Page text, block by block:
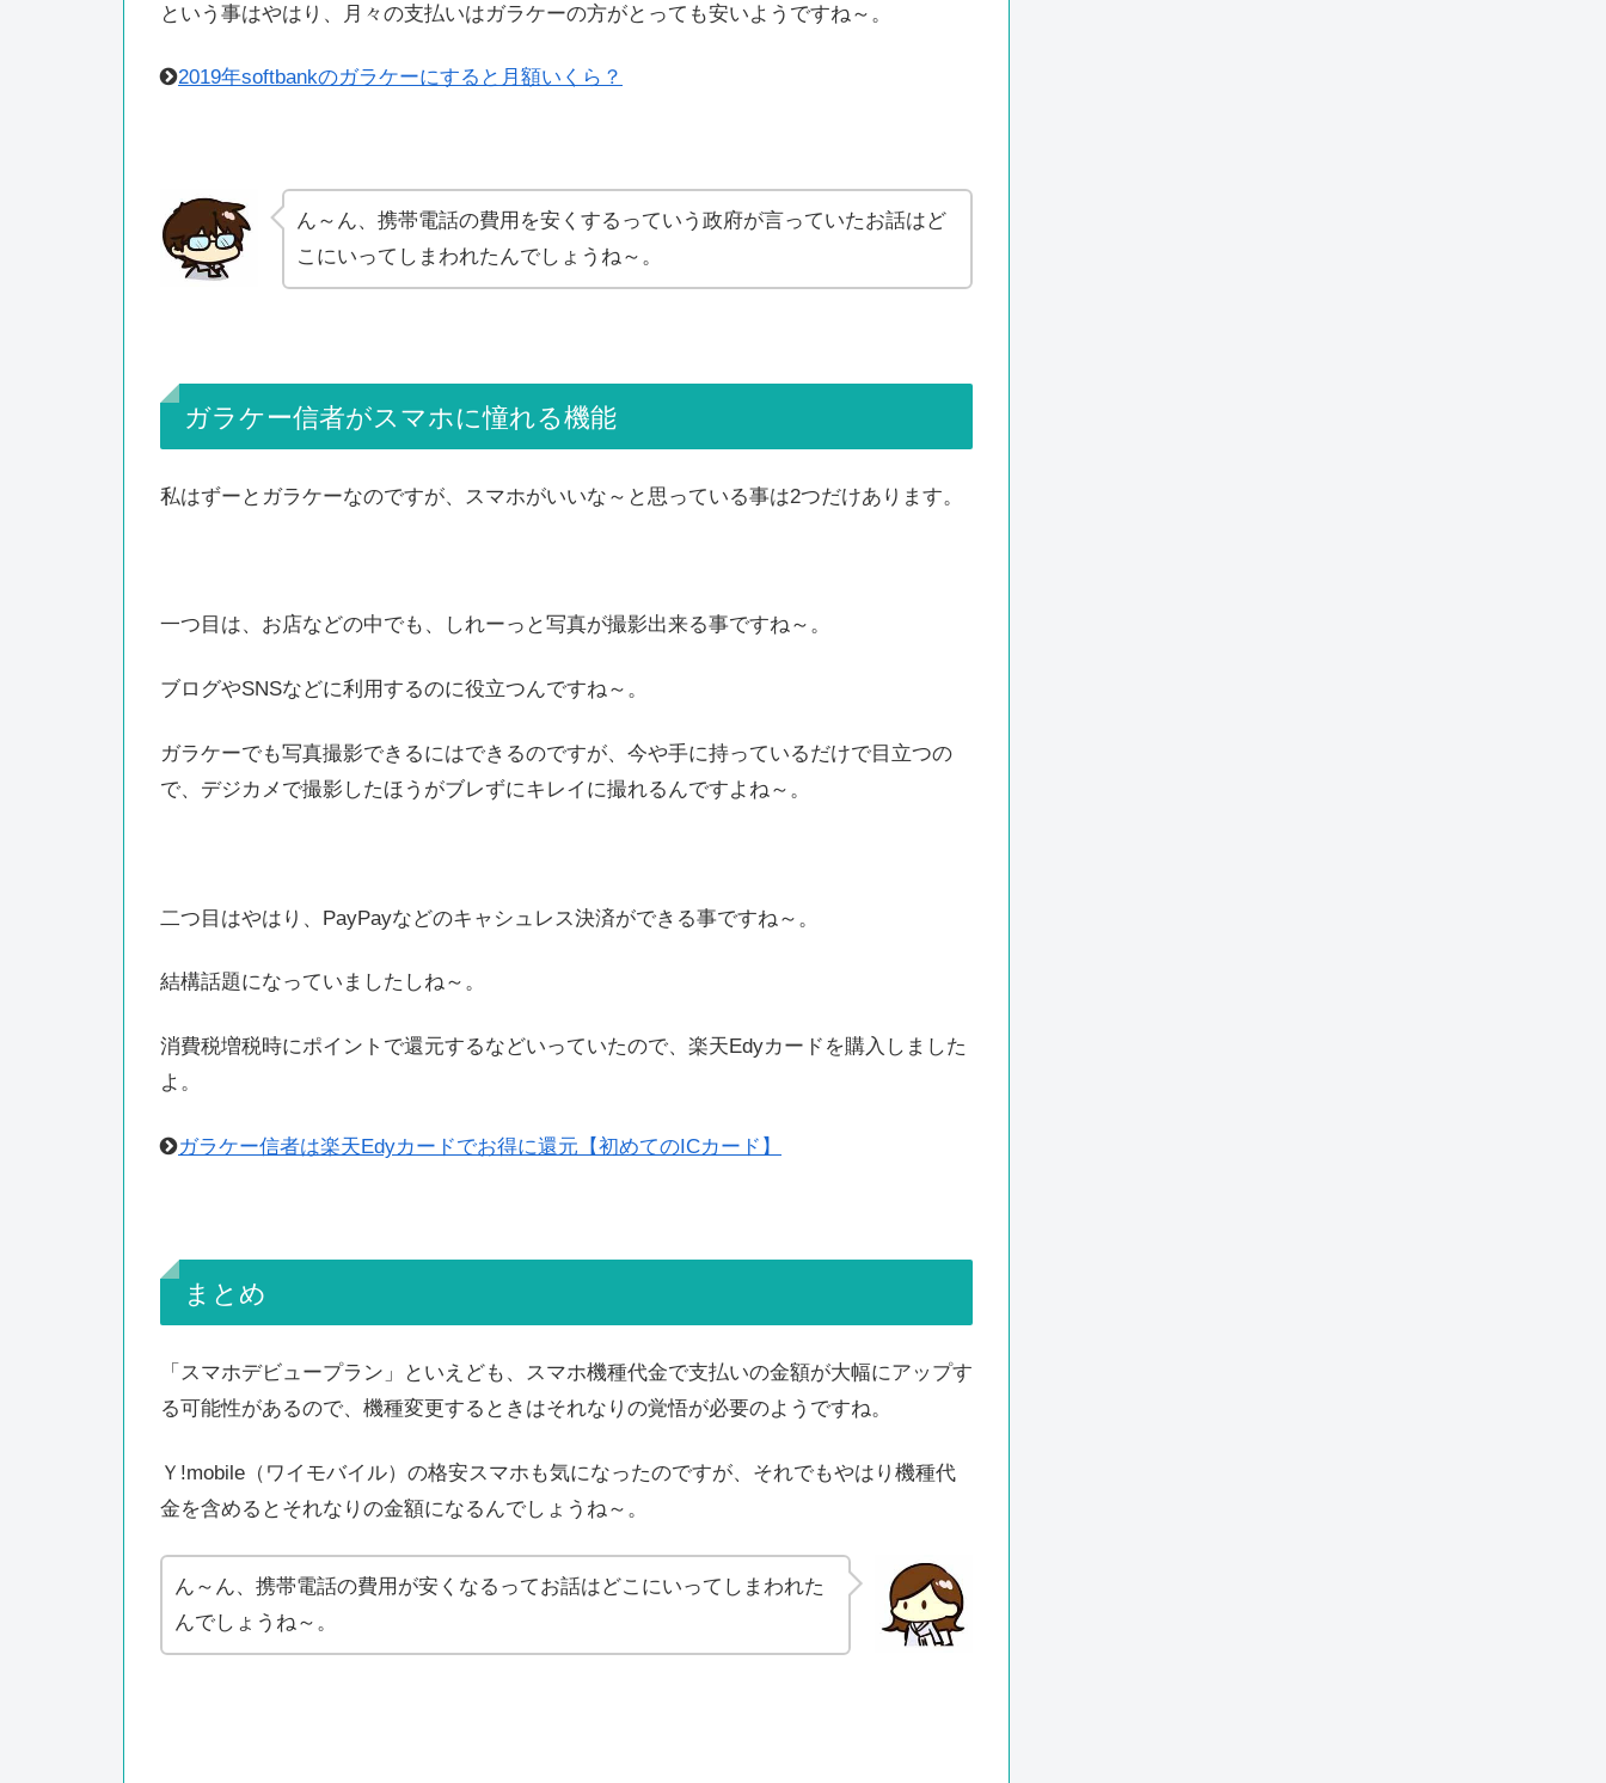
という事はやはり、月々の支払いはガラケーの方がとっても安いようですね～。
2019年softbankのガラケーにすると月額いくら？
ん～ん、携帯電話の費用を安くするっていう政府が言っていたお話はど
こにいってしまわれたんでしょうね～。
ガラケー信者がスマホに憧れる機能
私はずーとガラケーなのですが、スマホがいいな～と思っている事は2つだけあります。
一つ目は、お店などの中でも、しれーっと写真が撮影出来る事ですね～。
ブログやSNSなどに利用するのに役立つんですね～。
ガラケーでも写真撮影できるにはできるのですが、今や手に持っているだけで目立つの
で、デジカメで撮影したほうがブレずにキレイに撮れるんですよね～。
二つ目はやはり、PayPayなどのキャシュレス決済ができる事ですね～。
結構話題になっていましたしね～。
消費税増税時にポイントで還元するなどいっていたので、楽天Edyカードを購入しました
よ。
ガラケー信者は楽天Edyカードでお得に還元【初めてのICカード】
まとめ
「スマホデビュープラン」といえども、スマホ機種代金で支払いの金額が大幅にアップす
る可能性があるので、機種変更するときはそれなりの覚悟が必要のようですね。
Ｙ!mobile（ワイモバイル）の格安スマホも気になったのですが、それでもやはり機種代
金を含めるとそれなりの金額になるんでしょうね～。
ん～ん、携帯電話の費用が安くなるってお話はどこにいってしまわれた
んでしょうね～。